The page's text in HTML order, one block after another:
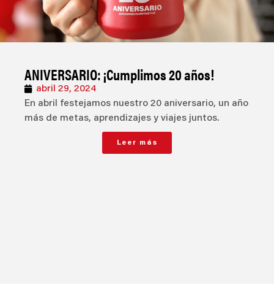
ANIVERSARIO: ¡Cumplimos 20 años!
abril 29, 2024
En abril festejamos nuestro 20 aniversario, un año
más de metas, aprendizajes y viajes juntos.
Leer más